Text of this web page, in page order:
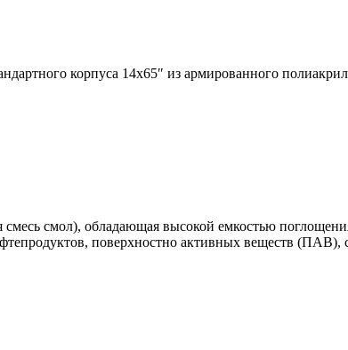
корпуса 14х65″ из армированного
смол), обладающая высокой емкостью
поверхностно активных веществ (ПАВ),